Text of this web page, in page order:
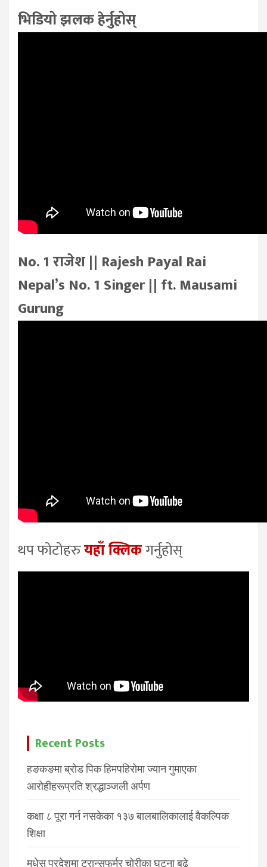
भिडियो झलक हेर्नुहोस्
No. 1 राजेश || Rajesh Payal Rai
Nepal’s No. 1 Singer || ft. Mausami
Gurung
थप फोटोहरुयहाँ क्लिकगर्नुहोस्
Recent Posts
हङकङमा ब्रोड पिक हिमपहिरोमा ज्यान गुमाएका
आरोहीहरूप्रति श्रद्धाञ्जली अर्पण
कक्षा ८ पूरा गर्न नसकेका १३७ बालबालिकालाई वैकल्पिक
शिक्षा
मधेस प्रदेशमा ट्रान्सफर्मर चोरीका घटना बढे